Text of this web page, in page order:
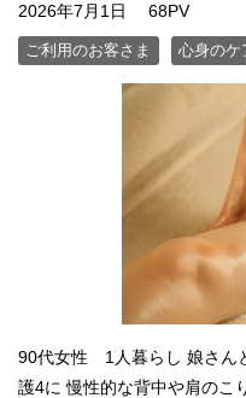
2026年7月1日 68PV
ご利用のお客さま 心身のケ
90代女性 1人暮らし 娘さん
護4に 慢性的な背中や肩のこ